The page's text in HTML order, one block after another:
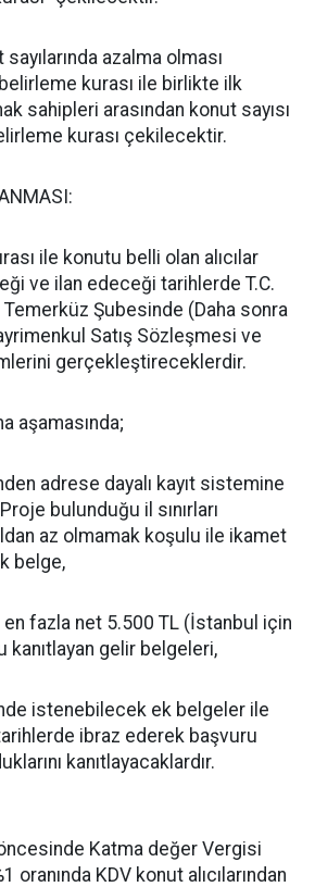
azalma olması
kurası ile birlikte ilk
sahipleri arasından konut sayısı
kurası çekilecektir.
ile konutu belli olan alıcılar
ve ilan edeceği tarihlerde T.C.
Temerküz Şubesinde (Daha sonra
Satış Sözleşmesi ve
gerçekleştireceklerdir.
aşamasında;
adrese dayalı kayıt sistemine
bulunduğu il sınırları
az olmamak koşulu ile ikamet
belge,
en fazla net 5.500 TL (İstanbul için
kanıtlayan gelir belgeleri,
istenebilecek ek belgeler ile
ibraz ederek başvuru
kanıtlayacaklardır.
Katma değer Vergisi
oranında KDV konut alıcılarından